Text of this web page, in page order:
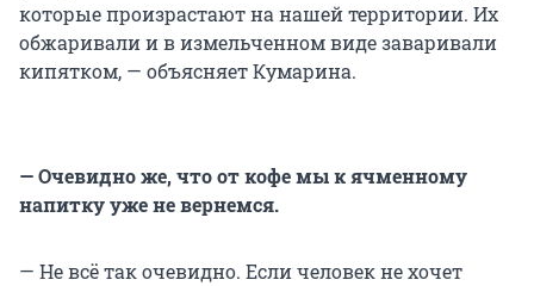
которые произрастают на нашей территории. Их
обжаривали и в измельченном виде заваривали
кипятком, — объясняет Кумарина.
— Очевидно же, что от кофе мы к ячменному
напитку уже не вернемся.
— Не всё так очевидно. Если человек не хочет